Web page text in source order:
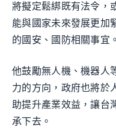
將擬定鬆綁既有法令，
能與國家未來發展更加
的國安、國防相關事宜。
他鼓勵無人機、機器人
力的方向，政府也將於
助提升產業效益，讓台
承下去。